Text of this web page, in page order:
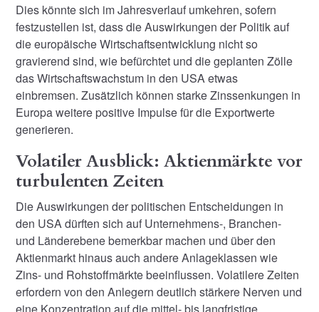
Dies könnte sich im Jahresverlauf umkehren, sofern
festzustellen ist, dass die Auswirkungen der Politik auf
die europäische Wirtschaftsentwicklung nicht so
gravierend sind, wie befürchtet und die geplanten Zölle
das Wirtschaftswachstum in den USA etwas
einbremsen. Zusätzlich können starke Zinssenkungen in
Europa weitere positive Impulse für die Exportwerte
generieren.
Volatiler Ausblick: Aktienmärkte vor
turbulenten Zeiten
Die Auswirkungen der politischen Entscheidungen in
den USA dürften sich auf Unternehmens-, Branchen-
und Länderebene bemerkbar machen und über den
Aktienmarkt hinaus auch andere Anlageklassen wie
Zins- und Rohstoffmärkte beeinflussen. Volatilere Zeiten
erfordern von den Anlegern deutlich stärkere Nerven und